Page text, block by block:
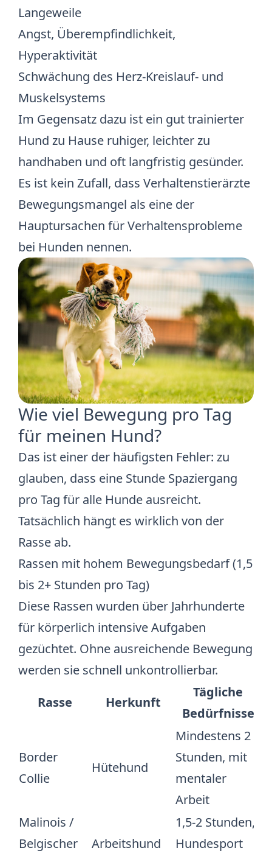
Langeweile
Angst, Überempfindlichkeit,
Hyperaktivität
Schwächung des Herz-Kreislauf- und
Muskelsystems
Im Gegensatz dazu ist ein gut trainierter
Hund zu Hause ruhiger, leichter zu
handhaben und oft langfristig gesünder.
Es ist kein Zufall, dass Verhaltenstierärzte
Bewegungsmangel als eine der
Hauptursachen für Verhaltensprobleme
bei Hunden nennen.
Wie viel Bewegung pro Tag
für meinen Hund?
Das ist einer der häufigsten Fehler: zu
glauben, dass eine Stunde Spaziergang
pro Tag für alle Hunde ausreicht.
Tatsächlich hängt es wirklich von der
Rasse ab.
Rassen mit hohem Bewegungsbedarf (1,5
bis 2+ Stunden pro Tag)
Diese Rassen wurden über Jahrhunderte
für körperlich intensive Aufgaben
gezüchtet. Ohne ausreichende Bewegung
werden sie schnell unkontrollierbar.
Rasse
Herkunft
Tägliche
Bedürfnisse
Border
Collie
Hütehund
Mindestens 2
Stunden, mit
mentaler
Arbeit
Malinois /
Belgischer
Arbeitshund
1,5-2 Stunden,
Hundesport